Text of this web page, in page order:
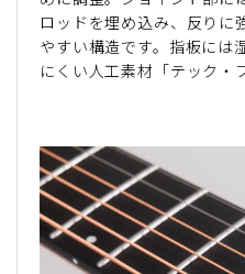
ロッドを埋め込み、反りに
やすい構造です。指板には
にくい人工素材「テック・